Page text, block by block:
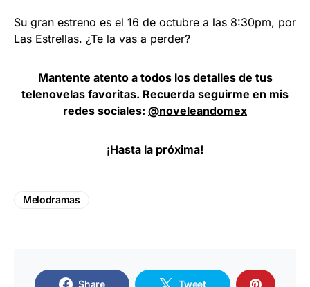
Su gran estreno es el 16 de octubre a las 8:30pm, por
Las Estrellas. ¿Te la vas a perder?
Mantente atento a todos los detalles de tus
telenovelas favoritas. Recuerda seguirme en mis
redes sociales: @noveleandomex
¡Hasta la próxima!
Melodramas
Share Tweet